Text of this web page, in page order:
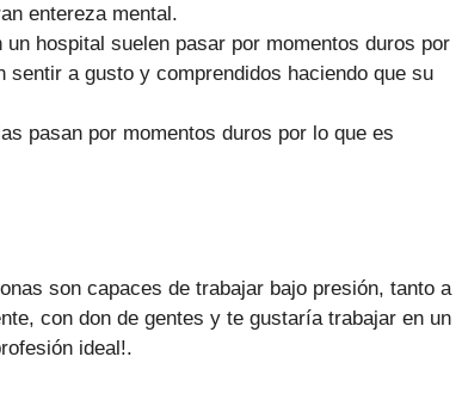
entereza mental.
hospital suelen pasar por momentos duros por
sentir a gusto y comprendidos haciendo que su
pasan por momentos duros por lo que es
son capaces de trabajar bajo presión, tanto a
con don de gentes y te gustaría trabajar en un
ideal!.